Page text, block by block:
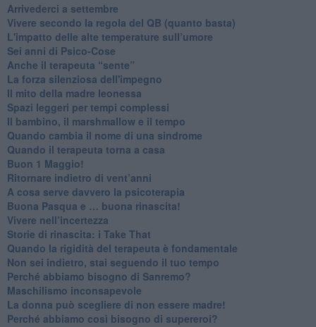
​Arrivederci a settembre
​Vivere secondo la regola del QB (quanto basta)
​L'impatto delle alte temperature sull’umore
Sei anni di Psico-Cose
​Anche il terapeuta “sente”
​La forza silenziosa dell'impegno
​Il mito della madre leonessa
Spazi leggeri per tempi complessi
Il bambino, il marshmallow e il tempo
​Quando cambia il nome di una sindrome
​Quando il terapeuta torna a casa
​Buon 1 Maggio!
Ritornare indietro di vent’anni
​A cosa serve davvero la psicoterapia
​Buona Pasqua e … buona rinascita!
​Vivere nell’incertezza
​Storie di rinascita: i Take That
​Quando la rigidità del terapeuta è fondamentale
​Non sei indietro, stai seguendo il tuo tempo
​Perché abbiamo bisogno di Sanremo?
​Maschilismo inconsapevole
​La donna può scegliere di non essere madre!
​Perché abbiamo così bisogno di supereroi?